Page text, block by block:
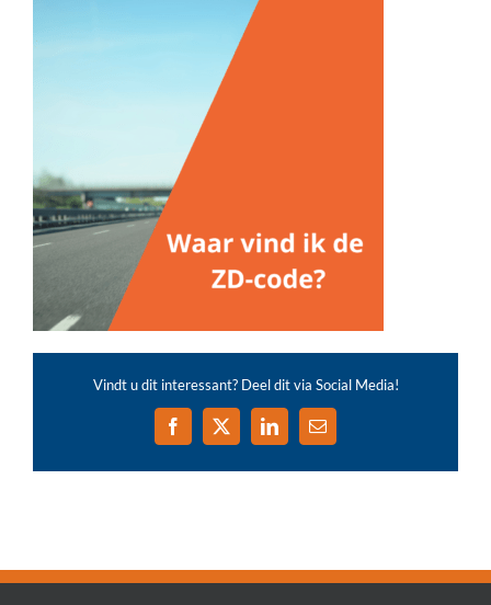
Vindt u dit interessant? Deel dit via Social Media!
Facebook
X LinkedIn
E-